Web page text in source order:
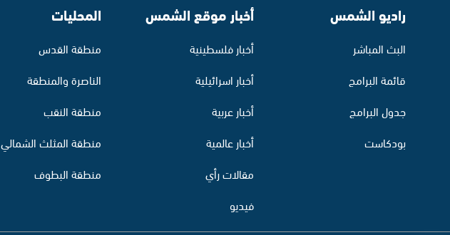
راديو الشمس
البث المباشر
قائمة البرامج
جدول البرامج
بودكاست
أخبار موقع الشمس
أخبار فلسطينية
أخبار اسرائيلية
أخبار عربية
أخبار عالمية
مقالات رأي
فيديو
المحليات
منطقة القدس
الناصرة والمنطقة
منطقة النقب
منطقة المثلث الشمالي
منطقة البطوف